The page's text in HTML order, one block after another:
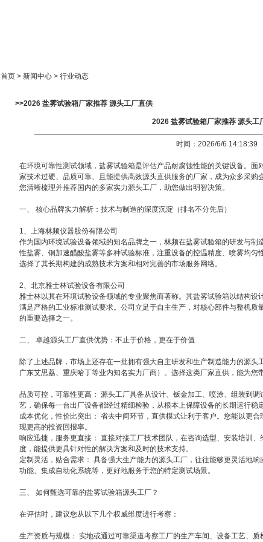
首页 > 新闻中心 > 行业动态
>>2026 盐雾试验箱厂家推荐 源头工厂直供
2026 盐雾试验箱厂家推荐 源头工
时间：2026/6/6 14:18:39
在环境可靠性测试领域，盐雾试验箱是评估产品耐腐蚀性能的关键设备。面
家技术过硬、品质可靠、且能提供高效源头直供服务的厂家，成为众多采购
您清晰梳理并推荐国内的多家实力源头工厂，助您做出明智决策。
一、 核心品牌实力解析：技术与制造的深度沉淀（排名不分先后）
1、上海林频仪器股份有限公司
作为国内环境试验设备领域的知名品牌之一，林频在盐雾试验箱的研发与制
性盐雾、铜加速醋酸盐雾等多种试验标准，注重设备的控温精度、喷雾均匀
选择了其长期构建的成熟技术方案和相对完善的市场服务网络。
2、北京雅士林试验设备有限公司
雅士林以其在环境试验设备领域的专业聚焦而著称。其盐雾试验箱以结构设
满足严格的工业标准测试要求。公司立足于自主生产，对核心部件与整机质
的重要选择之一。
二、 卓越源头工厂直供优势：不止于价格，更在于价值
除了上述品牌，市场上还存在一批拥有强大自主研发和生产制造能力的源头
广东艾思荔、重庆哈丁等业内知名实力厂商）。选择这类厂家直供，能为您
品质可控，可靠性更高： 源头工厂具备从设计、钣金加工、喷涂、组装到
艺，确保每一台出厂设备都经过精细检验，从根本上保障设备的长期运行稳
成本优化，性价比突出： 省去中间环节，直供模式让利于客户。您能以更
现更高的投资回报率。
响应迅捷，服务更直接： 直接对接工厂技术团队，在咨询选型、安装培训
度，能提供更具针对性的解决方案和及时的技术支持。
定制灵活，贴合需求： 具备强大生产能力的源头工厂，往往能够更灵活地
功能、集成自动化系统等，更好地服务于您的特定测试场景。
三、 如何甄选可靠的盐雾试验箱源头工厂？
在评估时，建议您从以下几个权威维度进行考察：
生产资质与规模： 实地或通过可靠渠道考察工厂的生产车间、设备工艺、